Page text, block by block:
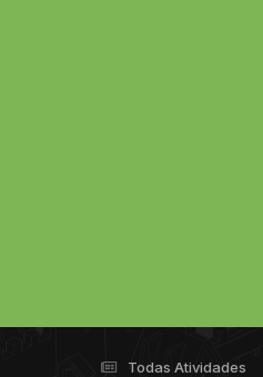
Todas Atividades